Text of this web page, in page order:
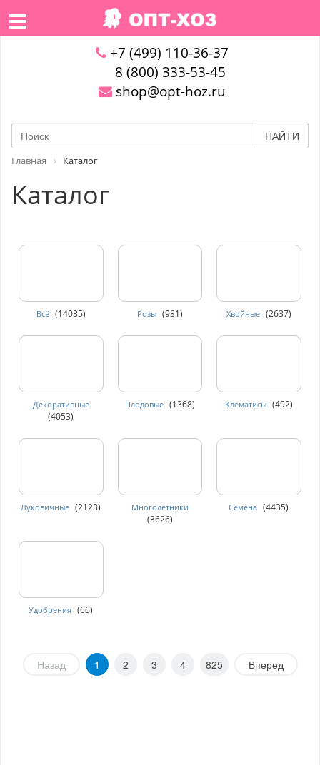
+7 (499) 110-36-37
8 (800) 333-53-45
shop@opt-hoz.ru
НАЙТИ
Главная Каталог
Каталог
Всё (14085) Розы (981) Хвойные (2637)
Декоративные
(4053)
Плодовые (1368) Клематисы (492)
Луковичные (2123) Многолетники
(3626)
Семена (4435)
Удобрения (66)
Назад 1 2 3 4 825 Вперед